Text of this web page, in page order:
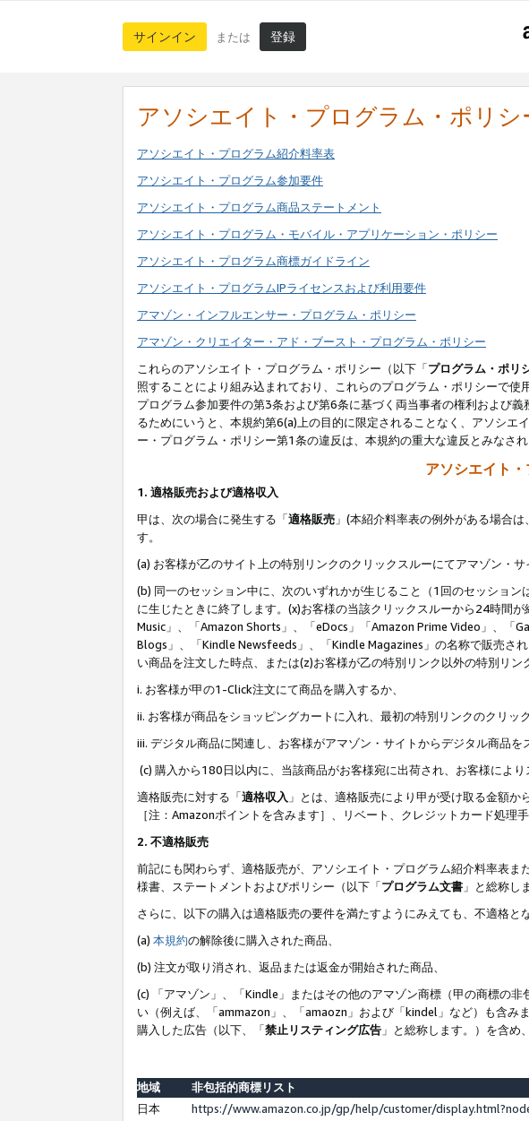
サインイン または 登録
アソシエイト・プログラム・ポリシ
アソシエイト・プログラム紹介料率表
アソシエイト・プログラム参加要件
アソシエイト・プログラム商品ステートメント
アソシエイト・プログラム・モバイル・アプリケーション・ポリシー
アソシエイト・プログラム商標ガイドライン
アソシエイト・プログラムIPライセンスおよび利用要件
アマゾン・インフルエンサー・プログラム・ポリシー
アマゾン・クリエイター・アド・ブースト・プログラム・ポリシー
これらのアソシエイト・プログラム・ポリシー（以下「プログラム・ポリ
照することにより組み込まれており、これらのプログラム・ポリシーで
プログラム参加要件の第3条および第6条に基づく両当事者の権利および
るためにいうと、本規約第6(a)上の目的に限定されることなく、アソシ
ー・プログラム・ポリシー第1条の違反は、本規約の重大な違反とみなされ
アソシエイト
1. 適格販売および適格収入
甲は、次の場合に発生する「適格販売 」(本紹介料率表の例外がある場合
す。
(a) お客様が乙のサイト上の特別リンクのクリックスルーにてアマゾン・サ
(b) 同一のセッション中に、次のいずれかが生じること（1回のセッショ
に生じたときに終了します。(x)お客様の当該クリックスルーから24時間
Music」、「Amazon Shorts」、「eDocs」「Amazon Prime Video」、「
Blogs」、「Kindle Newsfeeds」、「Kindle Magazines」の名称で販売さ
い商品を注文した時点、または(z)お客様が乙の特別リンク以外の特別リ
i. お客様が甲の1-Click注文にて商品を購入するか、
ii. お客様が商品をショッピングカートに入れ、最初の特別リンクのクリ
iii. デジタル商品に関連し、お客様がアマゾン・サイトからデジタル商品
(c) 購入から180日以内に、当該商品がお客様宛に出荷され、お客様によ
適格販売に対する「適格収入 」とは、適格販売により甲が受け取る金額
［注：Amazonポイントを含みます］、リベート、クレジットカード処理
2. 不適格販売
前記にも関わらず、適格販売が、アソシエイト・プログラム紹介料率表
様書、ステートメントおよびポリシー（以下「プログラム文書 」と総称し
さらに、以下の購入は適格販売の要件を満たすようにみえても、不適格と
(a) 本規約の解除後に購入された商品、
(b) 注文が取り消され、返品または返金が開始された商品、
(c) 「アマゾン」、「Kindle」またはその他のアマゾン商標（甲の商標の
い（例えば、「ammazon」、「amaozn」および「kindel」など）も含み
購入した広告（以下、「禁止リスティング広告 」と総称します。）を含め
地域
非包括的商標リスト
日本
https://www.amazon.co.jp/gp/help/customer/